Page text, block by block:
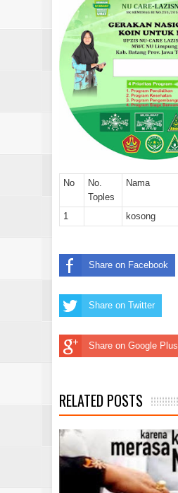
No
No.
Toples
Nama
1 kosong
Share on Facebook
Share on Twitter
Share on Google Plus
RELATED POSTS